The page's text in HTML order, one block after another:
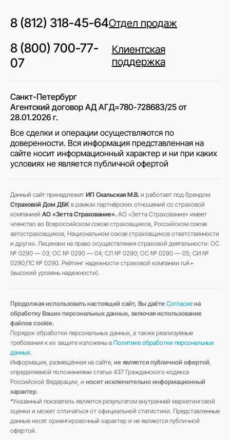
8 (812) 318-45-64Отдел продаж
8 (800) 700-77-
07
Клиентская
поддержка
Санкт-Петербург
Агентский договор АД АГД=780-728683/25 от
28.01.2026 г.
Все сделки и операции осуществляются по
доверенности. Вся информация представленная на
сайте носит информационный характер и ни при каких
условиях не является публичной офертой
Данный сайт принадлежит ИП Скальская М.В. и работает под брендом
Страховой Дом ДБК в рамках партнёрских отношений со страховой
компанией АО «Зетта Страхование». АО «Зетта Страхование» имеет
членство во Всероссийском союзе страховщиков, Российском союзе
автостраховщиков, Национальном союзе страховщиков ответственности
и других. Лицензии на право осуществления страховой деятельности: ОС
№ 0290 — 03; ОС № 0290 — 04; СЛ № 0290; ОС № 0290 — 05; СИ №
0290;ПС № 0290. Рейтинг надежности страховой компании ruA+
(высокий уровень надежности).
Продолжая использовать настоящий сайт, Вы даёте Согласие на
обработку Ваших персональных данных, включая использование
файлов cookie.
Порядок обработки персональных данных, а также реализуемые
требования к их защите изложены в Политике обработки персональных
данных.
Информация, размещённая на сайте, не является публичной офертой,
определяемой положениями статьи 437 Гражданского кодекса
Российской Федерации, и носит исключительно информационный
характер.
*Указанный показатель является результатом внутренней маркетинговой
оценки и может отличаться от официальной статистики. Представленные
данные носят ориентировочный характер и не являются публичной
офертой.